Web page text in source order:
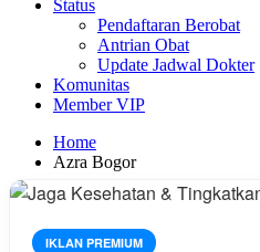
Status
Pendaftaran Berobat
Antrian Obat
Update Jadwal Dokter
Komunitas
Member VIP
Home
Azra Bogor
IKLAN PREMIUM